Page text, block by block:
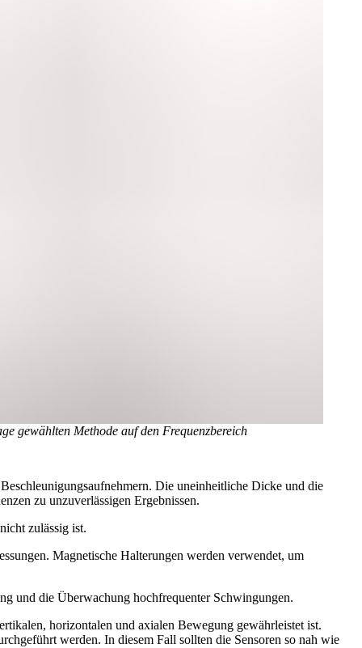
gewählten Methode auf den Frequenzbereich
Die uneinheitliche Dicke und die
zu unzuverlässigen Ergebnissen.
zulässig ist.
Magnetische Halterungen werden verwendet, um
und die Überwachung hochfrequenter Schwingungen.
horizontalen und axialen Bewegung gewährleistet ist.
werden. In diesem Fall sollten die Sensoren so nah wie